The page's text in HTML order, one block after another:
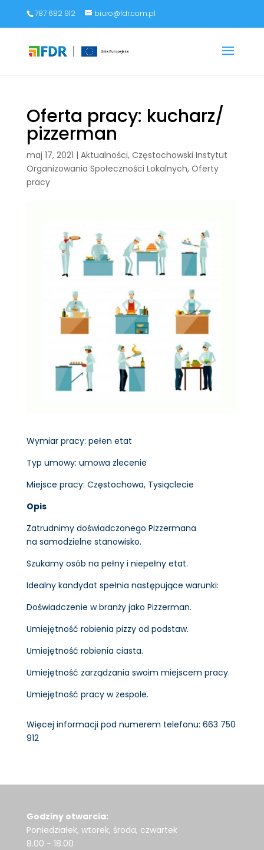
787 682 912 biuro@fdr.com.pl
Oferta pracy: kucharz/
pizzerman
maj 17, 2021 | Aktualności, Częstochowski Instytut
Organizowania Społeczności Lokalnych, Oferty
pracy
Wymiar pracy: pełen etat
Typ umowy: umowa zlecenie
Miejsce pracy: Częstochowa, Tysiąclecie
Opis
Zatrudnimy doświadczonego Pizzermana
na samodzielne stanowisko.
Szukamy osób na pełny i niepełny etat.
Idealny kandydat spełnia następujące warunki:
Doświadczenie w branży jako Pizzerman.
Umiejętność robienia pizzy od podstaw.
Umiejętność robienia ciasta.
Umiejętność zarządzania swoim miejscem pracy.
Umiejętność pracy w zespole.
Więcej informacji pod numerem telefonu: 663 750
912
Godziny otwarcia:
Poniedziałek, wtorek, środa, czwartek
8.00 - 18.00